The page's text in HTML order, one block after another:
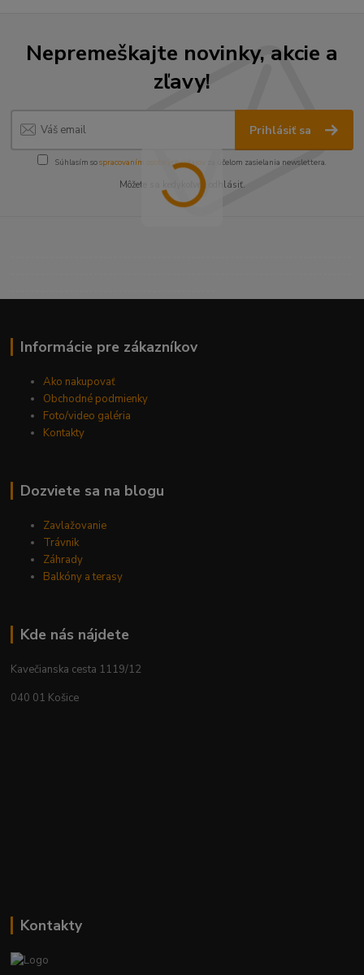
Nepremeškajte novinky, akcie a
zľavy!
Prihlásiť sa
Súhlasím sospracovaním osobných údajov za účelom zasielania newslettera.
Môžete sa kedykoľvek odhlásiť.
Informácie pre zákazníkov
Ako nakupovať
Obchodné podmienky
Foto/video galéria
Kontakty
Dozviete sa na blogu
Zavlažovanie
Trávnik
Záhrady
Balkóny a terasy
Kde nás nájdete
Kavečianska cesta 1119/12
040 01 Košice
Kontakty